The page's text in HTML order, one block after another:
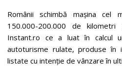
Românii schimbă mașina cel
150.000-200.000 de kilometri
Instant.ro ce a luat în calcul
autoturisme rulate, produse în
listate cu intenție de vânzare în